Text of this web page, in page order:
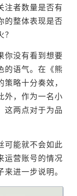
注者数量是否有
的整体表现是否
你没有看到想要
的语气。在《熊
略十分奏效，
外，作为一名小
这两点对于为品
可能就不会如此
运营账号的情况
进一步说明。